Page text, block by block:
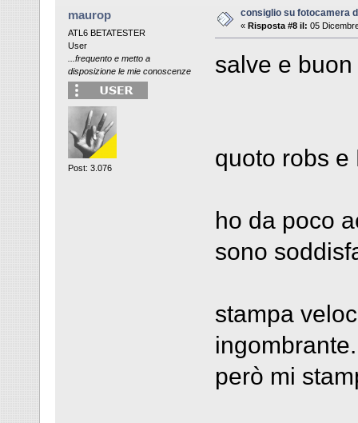
maurop
ATL6 BETATESTER
User
...frequento e metto a
disposizione le mie conoscenze
Post: 3.076
consiglio su fotocamera
« Risposta #8 il: 05
salve e
quoto robs e
ho da poco
sono
stampa
però mi